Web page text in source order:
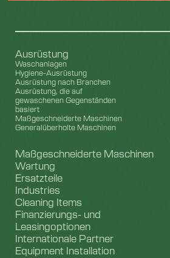
Ausrüstung
Waschanlagen
Hygiene-Ausrüstung
Ausrüstung nach Branchen
Ausrüstung, die auf
gewaschenen Gegenständen
basiert
Maßgeschneiderte Maschinen
Generalüberholte Maschinen
Maßgeschneiderte Maschinen
Wartung
Ersatzteile
Industries
Cleaning Items
Finanzierungs- und
Leasingoptionen
Internationale Partner
Equipment Installation